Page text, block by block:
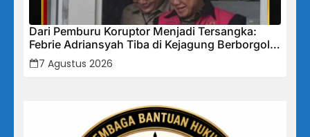
Dari Pemburu Koruptor Menjadi Tersangka:
Febrie Adriansyah Tiba di Kejagung Berborgol,
Bawa Map Biru dan Senyum Penuh Teka-teki
7 Agustus 2026